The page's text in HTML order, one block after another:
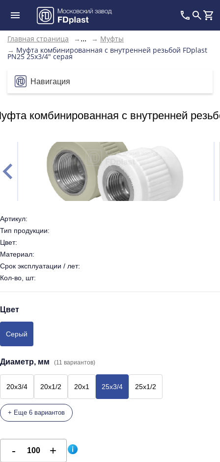
Главная страница → ... → Муфты
→ Муфта комбинированная с внутренней резьбой FDplast
PN25 25х3/4" серая
Навигация
комбинированная с внутренней
Артикул:
Тип продукции:
Цвет:
Материал:
Срок эксплуатации / лет:
Кол-во, шт:
Цвет
Серый
Диаметр, мм (11 вариантов)
20х3/4 20х1/2 20х1 25х3/4 25х1/2
+ Еще 6 вариантов